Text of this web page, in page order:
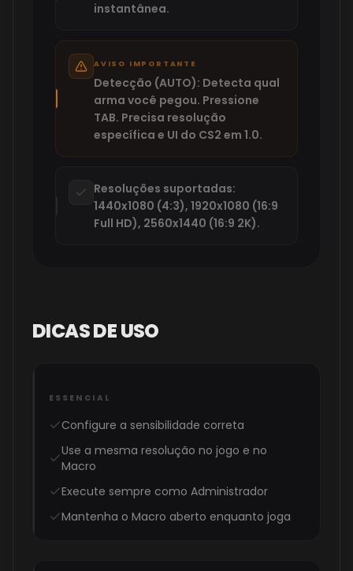
instantânea.
AVISO IMPORTANTE
Detecção (AUTO): Detecta qual
arma você pegou. Pressione
TAB. Precisa resolução
específica e UI do CS2 em 1.0.
Resoluções suportadas:
1440x1080 (4:3), 1920x1080 (16:9
Full HD), 2560x1440 (16:9 2K).
DICAS DE USO
ESSENCIAL
Configure a sensibilidade correta
Use a mesma resolução no jogo e no
Macro
Execute sempre como Administrador
Mantenha o Macro aberto enquanto joga